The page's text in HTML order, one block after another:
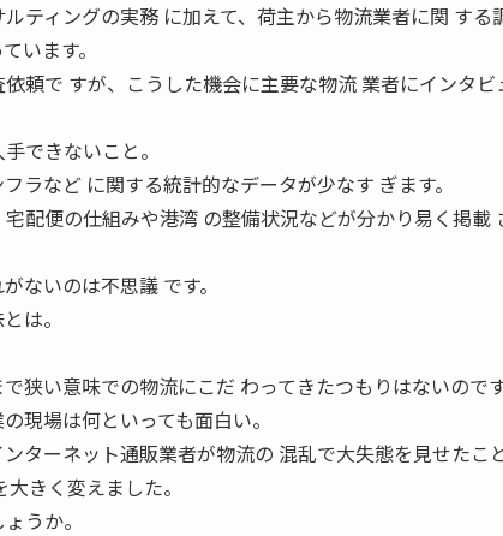
ティングの実務 に加えて、荷主から物流業者に関 する
います。
頼で すが、こうした機会に主要な物流 業者にインタビ
できないこと。
ラなど に関する統計的なデータが少なす ぎます。
配便の仕組みや港湾 の整備状況などが分かり易く掲載
ないのは不思議 です。
は。
狭い意味での物流にこだ わってきたつもりはないのです
現場は何といっても面白い。
ターネット通販業者が物流の 混乱で大失態を見せたこと
大きく変えました。
うか。